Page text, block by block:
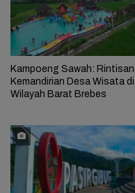
Kampoeng Sawah: Rintisan
Kemandirian Desa Wisata di
Wilayah Barat Brebes